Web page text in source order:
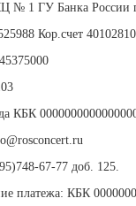
№ 1 ГУ Банка России
Кор.счет
КБК
@rosconcert.ru
67-77 доб. 125.
платежа: КБК